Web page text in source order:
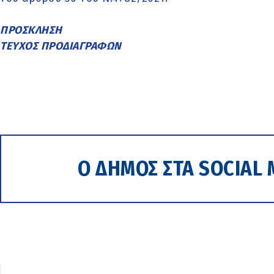
ΠΡΟΣΚΛΗΣΗ
ΤΕΥΧΟΣ ΠΡΟΔΙΑΓΡΑΦΩΝ
Ο ΔΗΜΟΣ ΣΤΑ SOCIAL